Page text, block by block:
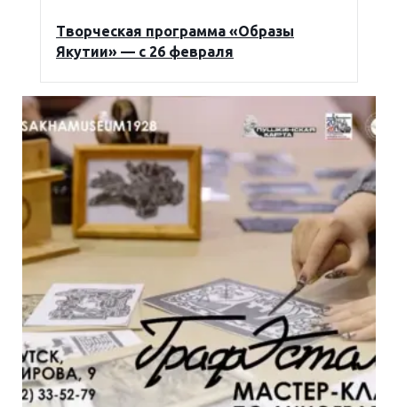
Творческая программа «Образы
Якутии» — с 26 февраля